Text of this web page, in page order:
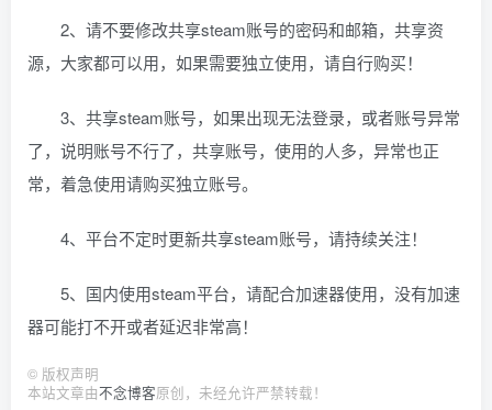
2、请不要修改共享steam账号的密码和邮箱，共享资
源，大家都可以用，如果需要独立使用，请自行购买！
3、共享steam账号，如果出现无法登录，或者账号异常
了，说明账号不行了，共享账号，使用的人多，异常也正
常，着急使用请购买独立账号。
4、平台不定时更新共享steam账号，请持续关注！
5、国内使用steam平台，请配合加速器使用，没有加速
器可能打不开或者延迟非常高！
© 版权声明
本站文章由不念博客原创，未经允许严禁转载！